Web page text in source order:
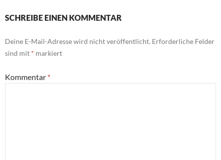
SCHREIBE EINEN KOMMENTAR
Deine E-Mail-Adresse wird nicht veröffentlicht. Erforderliche Felder
sind mit * markiert
Kommentar *